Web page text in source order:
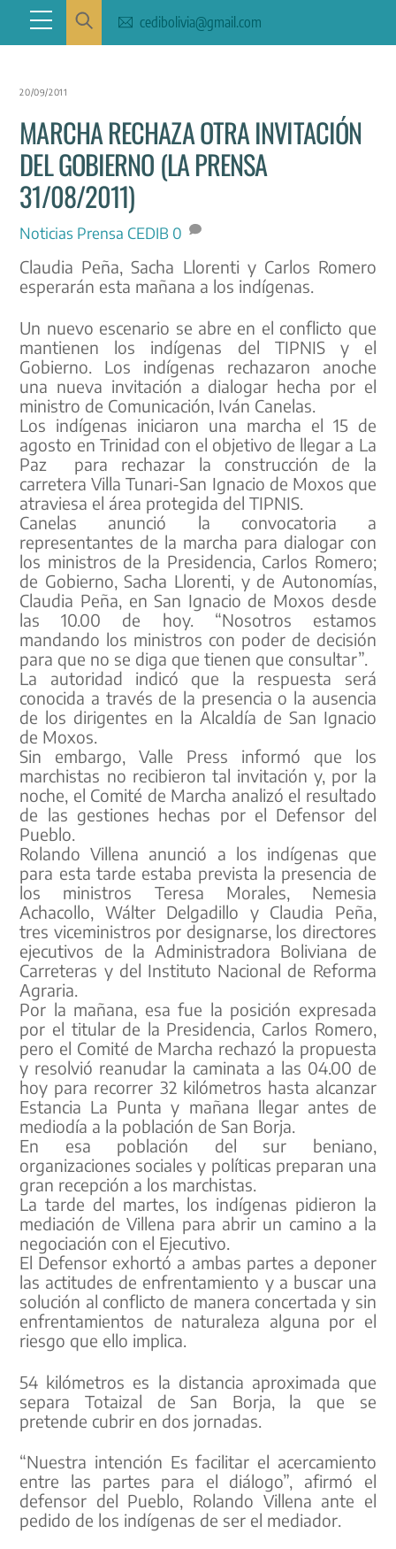
content
Menu cedibolivia@gmail.com
20/09/2011
MARCHA RECHAZA OTRA INVITACIÓN
DEL GOBIERNO (LA PRENSA
31/08/2011)
Noticias Prensa CEDIB 0
Claudia Peña, Sacha Llorenti y Carlos Romero
esperarán esta mañana a los indígenas.
Un nuevo escenario se abre en el conflicto que
mantienen los indígenas del TIPNIS y el
Gobierno. Los indígenas rechazaron anoche
una nueva invitación a dialogar hecha por el
ministro de Comunicación, Iván Canelas.
Los indígenas iniciaron una marcha el 15 de
agosto en Trinidad con el objetivo de llegar a La
Paz para rechazar la construcción de la
carretera Villa Tunari-San Ignacio de Moxos que
atraviesa el área protegida del TIPNIS.
Canelas anunció la convocatoria a
representantes de la marcha para dialogar con
los ministros de la Presidencia, Carlos Romero;
de Gobierno, Sacha Llorenti, y de Autonomías,
Claudia Peña, en San Ignacio de Moxos desde
las 10.00 de hoy. “Nosotros estamos
mandando los ministros con poder de decisión
para que no se diga que tienen que consultar”.
La autoridad indicó que la respuesta será
conocida a través de la presencia o la ausencia
de los dirigentes en la Alcaldía de San Ignacio
de Moxos.
Sin embargo, Valle Press informó que los
marchistas no recibieron tal invitación y, por la
noche, el Comité de Marcha analizó el resultado
de las gestiones hechas por el Defensor del
Pueblo.
Rolando Villena anunció a los indígenas que
para esta tarde estaba prevista la presencia de
los ministros Teresa Morales, Nemesia
Achacollo, Wálter Delgadillo y Claudia Peña,
tres viceministros por designarse, los directores
ejecutivos de la Administradora Boliviana de
Carreteras y del Instituto Nacional de Reforma
Agraria.
Por la mañana, esa fue la posición expresada
por el titular de la Presidencia, Carlos Romero,
pero el Comité de Marcha rechazó la propuesta
y resolvió reanudar la caminata a las 04.00 de
hoy para recorrer 32 kilómetros hasta alcanzar
Estancia La Punta y mañana llegar antes de
mediodía a la población de San Borja.
En esa población del sur beniano,
organizaciones sociales y políticas preparan una
gran recepción a los marchistas.
La tarde del martes, los indígenas pidieron la
mediación de Villena para abrir un camino a la
negociación con el Ejecutivo.
El Defensor exhortó a ambas partes a deponer
las actitudes de enfrentamiento y a buscar una
solución al conflicto de manera concertada y sin
enfrentamientos de naturaleza alguna por el
riesgo que ello implica.
54 kilómetros es la distancia aproximada que
separa Totaizal de San Borja, la que se
pretende cubrir en dos jornadas.
“Nuestra intención Es facilitar el acercamiento
entre las partes para el diálogo”, afirmó el
defensor del Pueblo, Rolando Villena ante el
pedido de los indígenas de ser el mediador.